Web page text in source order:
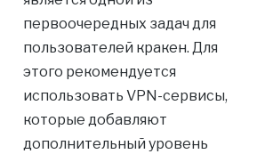
первоочередных задач для
пользователей кракен. Для
этого рекомендуется
использовать VPN-сервисы,
которые добавляют
дополнительный уровень